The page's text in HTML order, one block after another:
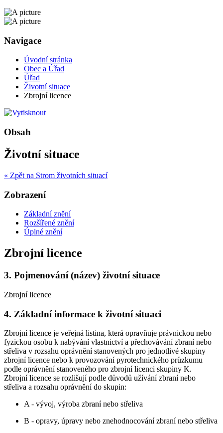
Navigace
Úvodní stránka
Obec a Úřad
Úřad
Životní situace
Zbrojní licence
Obsah
Životní situace
« Zpět na Strom životních situací
Zobrazení
Základní znění
Rozšířené znění
Úplné znění
Zbrojní licence
3. Pojmenování (název) životní situace
Zbrojní licence
4. Základní informace k životní situaci
Zbrojní licence je veřejná listina, která opravňuje právnickou nebo
fyzickou osobu k nabývání vlastnictví a přechovávání zbraní nebo
střeliva v rozsahu oprávnění stanovených pro jednotlivé skupiny
zbrojní licence nebo k provozování pyrotechnického průzkumu
podle oprávnění stanoveného pro zbrojní licenci skupiny K.
Zbrojní licence se rozlišují podle důvodů užívání zbraní nebo
střeliva a rozsahu oprávnění do skupin:
A - vývoj, výroba zbraní nebo střeliva
B - opravy, úpravy nebo znehodnocování zbraní nebo střeliva